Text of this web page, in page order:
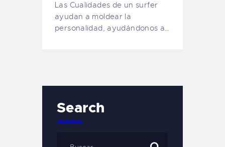
Las Cualidades de un surfer
ayudan a moldear la
personalidad, ayudándonos a…
Search